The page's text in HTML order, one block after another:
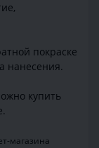
покраске
нанесения.
купить
магазина